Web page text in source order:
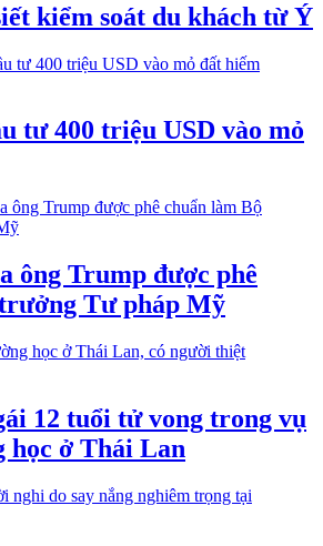
kiểm soát du khách từ Ý
tư 400 triệu USD vào mỏ
ông Trump được phê
Tư pháp Mỹ
12 tuổi tử vong trong vụ
học ở Thái Lan